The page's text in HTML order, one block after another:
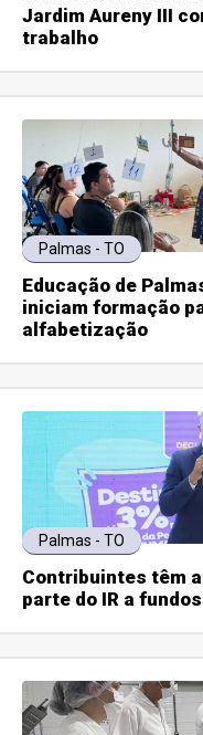
Jardim Aureny III
trabalho
Palmas - TO
Educação de
iniciam formação
alfabetização
Palmas - TO
Contribuintes têm
parte do IR a